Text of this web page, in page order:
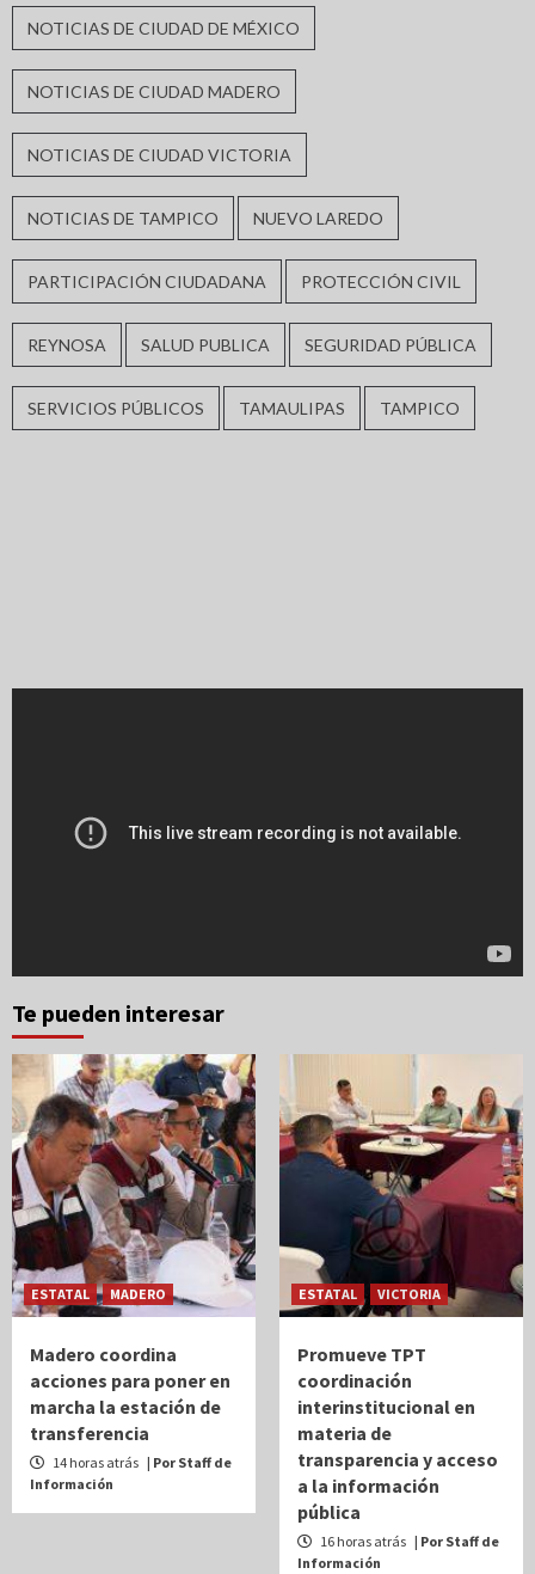
NOTICIAS DE CIUDAD DE MÉXICO
NOTICIAS DE CIUDAD MADERO
NOTICIAS DE CIUDAD VICTORIA
NOTICIAS DE TAMPICO NUEVO LAREDO
PARTICIPACIÓN CIUDADANA PROTECCIÓN CIVIL
REYNOSA SALUD PUBLICA SEGURIDAD PÚBLICA
SERVICIOS PÚBLICOS TAMAULIPAS TAMPICO
Te pueden interesar
ESTATAL MADERO
Madero coordina
acciones para poner en
marcha la estación de
transferencia
14 horas atrás | Por Staff de
Información
ESTATAL VICTORIA
Promueve TPT
coordinación
interinstitucional en
materia de
transparencia y acceso
a la información
pública
16 horas atrás | Por Staff de
Información